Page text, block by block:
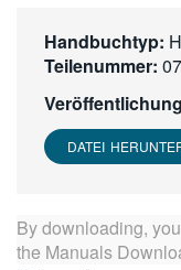
日本語
한국어
繁體中文
Handbuchtyp:
Teilenummer:
DATEI
By downloading,
the Manuals